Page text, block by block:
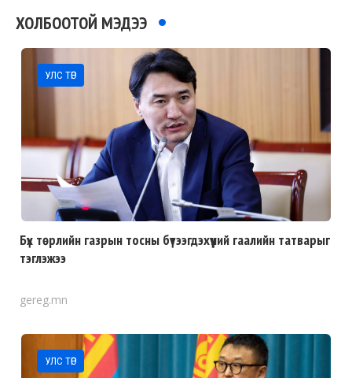
ХОЛБООТОЙ МЭДЭЭ
УЛС ТӨР
Бүх төрлийн газрын тосны бүтээгдэхүүний гаалийн татварыг
тэглэжээ
gereg.mn
УЛС ТӨР